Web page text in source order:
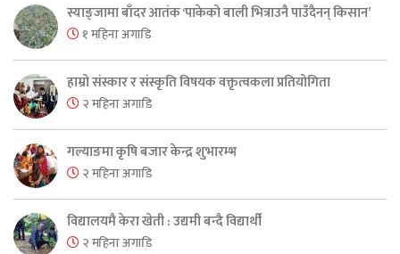
स्याङ्जामा बाँदर आतंक ‘पाकेको बाली भित्राउनै पाउँदैनन् किसान’
१ महिना अगाडि
हाम्रो संस्कार र संस्कृति विषयक वक्तृत्वकला प्रतियोगिता
२ महिना अगाडि
गल्याङमा कृषि बजार केन्द्र शुभारम्भ
२ महिना अगाडि
विद्यालयमै केरा खेती : उद्यमी बन्दै विद्यार्थी
२ महिना अगाडि